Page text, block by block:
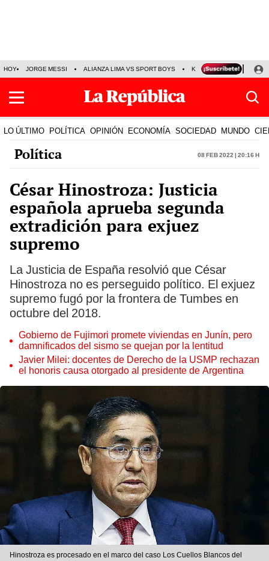
HOY JORGE MESSI ALIANZA LIMA VS SPORT BOYS KENJI FUJIMORI
LO ÚLTIMO POLÍTICA OPINIÓN ECONOMÍA SOCIEDAD MUNDO
Política 08 Feb 2022 | 20:16 h
César Hinostroza: Justicia
española aprueba segunda
extradición para exjuez
supremo
La Justicia de España resolvió que César
Hinostroza no es perseguido político. El exjuez
supremo fugó por la frontera de Tumbes en
octubre del 2018.
Gobierno de Fujimori promete viviendas en Junín, pero
damnificados del sismo se quejan por la lentitud
Javier Milei: docentes de Derecho de la USMP rechazan
el honoris causa otorgado al presidente de Argentina
Hinostroza es procesado en el marco del caso Los Cuellos Blancos del